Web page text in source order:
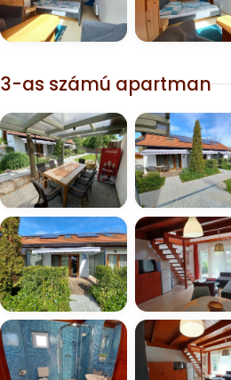
3-as számú apartman